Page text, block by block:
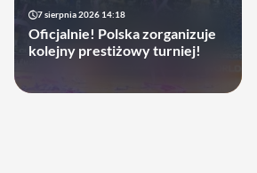
7 sierpnia 2026 14:18
Oficjalnie! Polska zorganizuje
kolejny prestiżowy turniej!